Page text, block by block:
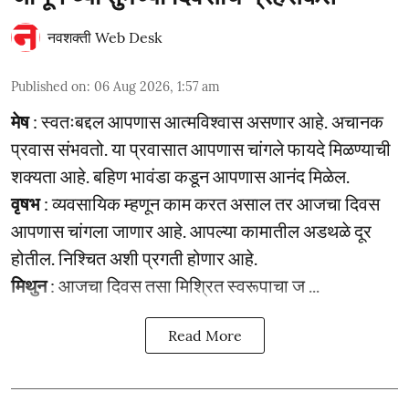
नवशक्ती Web Desk
Published on: 06 Aug 2026, 1:57 am
मेष: स्वतःबद्दल आपणास आत्मविश्वास असणार आहे. अचानक
प्रवास संभवतो. या प्रवासात आपणास चांगले फायदे मिळण्याची
शक्यता आहे. बहिण भावंडा कडून आपणास आनंद मिळेल.
वृषभ: व्यवसायिक म्हणून काम करत असाल तर आजचा दिवस
आपणास चांगला जाणार आहे. आपल्या कामातील अडथळे दूर
होतील. निश्चित अशी प्रगती होणार आहे.
मिथुन: आजचा दिवस तसा मिश्रित स्वरूपाचा ज ...
Read More